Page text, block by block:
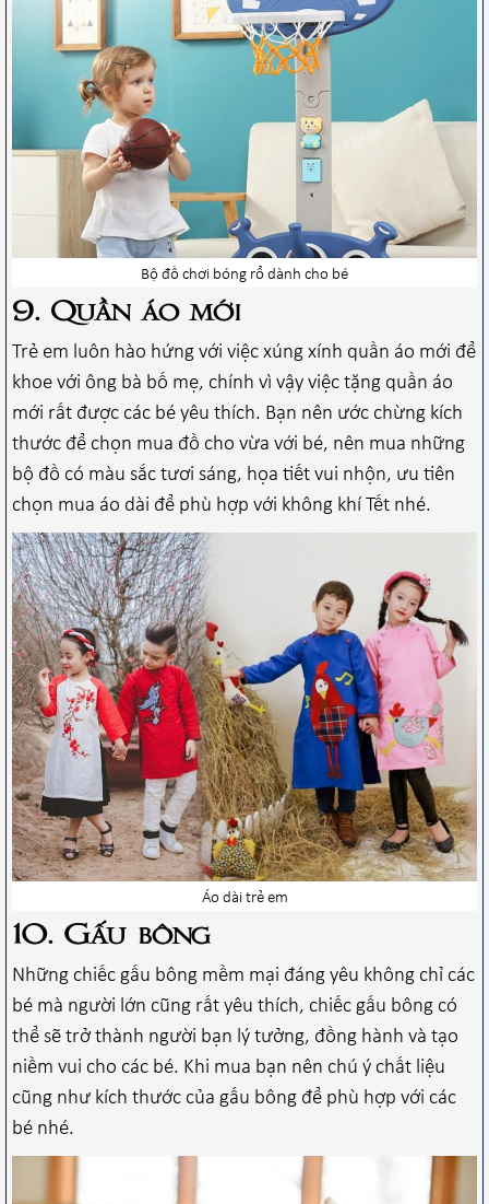
Bộ đồ chơi bóng rổ dành cho bé
9. Quần áo mới
Trẻ em luôn hào hứng với việc xúng xính quần áo mới để
khoe với ông bà bố mẹ, chính vì vậy việc tặng quần áo
mới rất được các bé yêu thích. Bạn nên ước chừng kích
thước để chọn mua đồ cho vừa với bé, nên mua những
bộ đồ có màu sắc tươi sáng, họa tiết vui nhộn, ưu tiên
chọn mua áo dài để phù hợp với không khí Tết nhé.
Áo dài trẻ em
10. Gấu bông
Những chiếc gấu bông mềm mại đáng yêu không chỉ các
bé mà người lớn cũng rất yêu thích, chiếc gấu bông có
thể sẽ trở thành người bạn lý tưởng, đồng hành và tạo
niềm vui cho các bé. Khi mua bạn nên chú ý chất liệu
cũng như kích thước của gấu bông để phù hợp với các
bé nhé.